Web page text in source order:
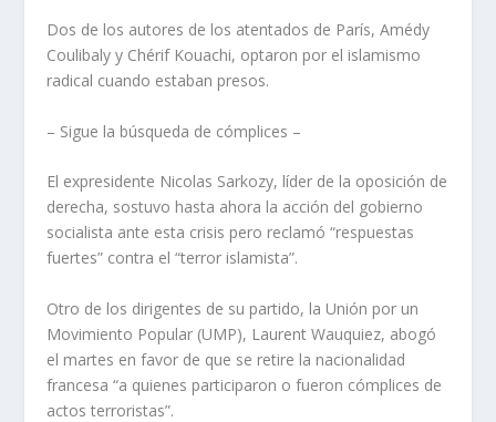
Dos de los autores de los atentados de París, Amédy
Coulibaly y Chérif Kouachi, optaron por el islamismo
radical cuando estaban presos.
– Sigue la búsqueda de cómplices –
El expresidente Nicolas Sarkozy, líder de la oposición de
derecha, sostuvo hasta ahora la acción del gobierno
socialista ante esta crisis pero reclamó “respuestas
fuertes” contra el “terror islamista”.
Otro de los dirigentes de su partido, la Unión por un
Movimiento Popular (UMP), Laurent Wauquiez, abogó
el martes en favor de que se retire la nacionalidad
francesa “a quienes participaron o fueron cómplices de
actos terroristas”.